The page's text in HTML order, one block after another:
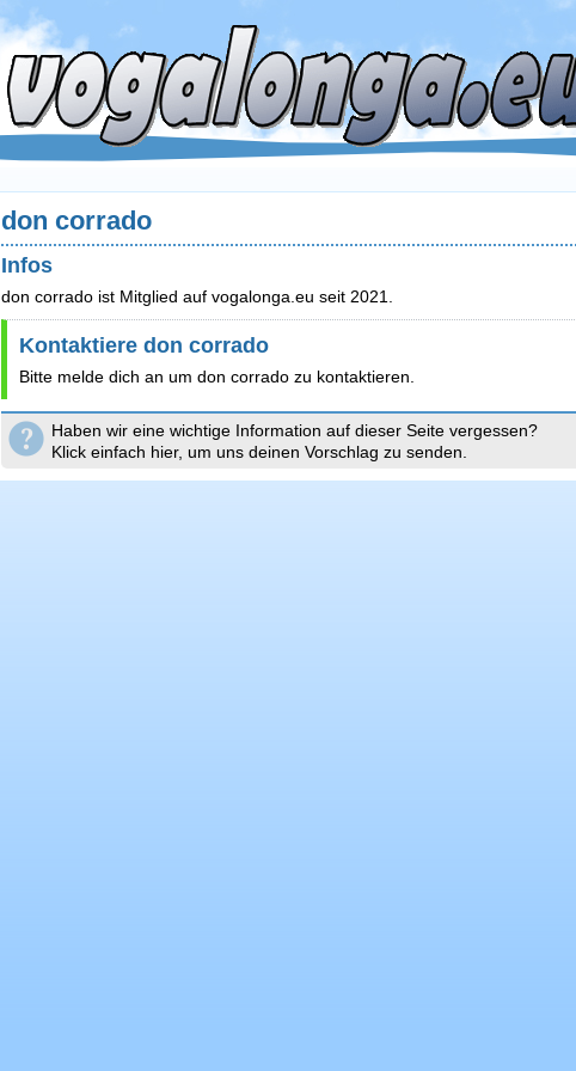
don corrado
Infos
don corrado ist Mitglied auf vogalonga.eu seit 2021.
Kontaktiere don corrado
Bitte melde dich an um don corrado zu kontaktieren.
Haben wir eine wichtige Information auf dieser Seite vergessen?
Klick einfach hier, um uns deinen Vorschlag zu senden.